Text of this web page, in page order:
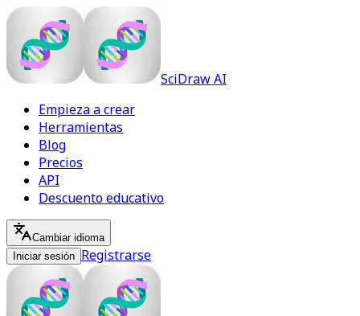
SciDraw AI
Empieza a crear
Herramientas
Blog
Precios
API
Descuento educativo
Cambiar idioma
Iniciar sesión Registrarse